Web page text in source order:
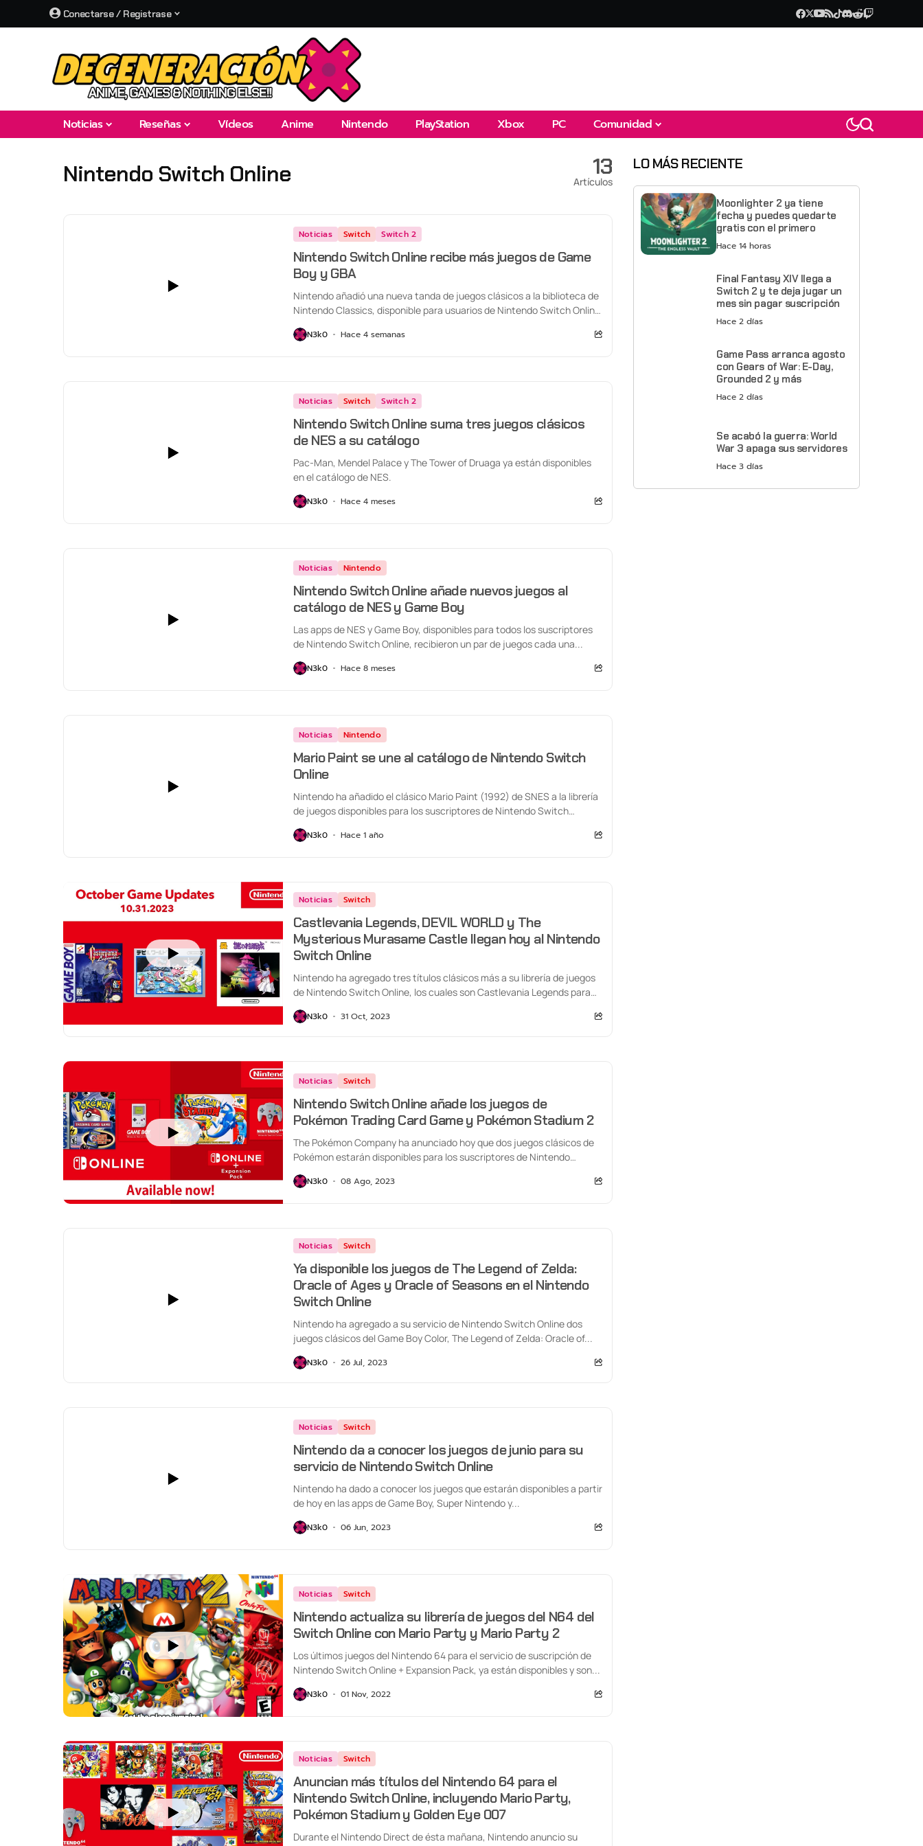
Conectarse / Registrase
Noticias Reseñas Vídeos Anime Nintendo PlayStation Xbox PC Comunidad
Nintendo Switch Online 13
Artículos
Noticias Switch Switch 2
Nintendo Switch Online recibe más juegos de Game
Boy y GBA
Nintendo añadió una nueva tanda de juegos clásicos a la biblioteca de
Nintendo Classics, disponible para usuarios de Nintendo Switch Online
en Nintendo...
N3k0 Hace 4 semanas
Noticias Switch Switch 2
Nintendo Switch Online suma tres juegos clásicos
de NES a su catálogo
Pac-Man, Mendel Palace y The Tower of Druaga ya están disponibles
en el catálogo de NES.
N3k0 Hace 4 meses
Noticias Nintendo
Nintendo Switch Online añade nuevos juegos al
catálogo de NES y Game Boy
Las apps de NES y Game Boy, disponibles para todos los suscriptores
de Nintendo Switch Online, recibieron un par de juegos cada una...
N3k0 Hace 8 meses
Noticias Nintendo
Mario Paint se une al catálogo de Nintendo Switch
Online
Nintendo ha añadido el clásico Mario Paint (1992) de SNES a la librería
de juegos disponibles para los suscriptores de Nintendo Switch
Online....
N3k0 Hace 1 año
Noticias Switch
Castlevania Legends, DEVIL WORLD y The
Mysterious Murasame Castle llegan hoy al Nintendo
Switch Online
Nintendo ha agregado tres títulos clásicos más a su librería de juegos
de Nintendo Switch Online, los cuales son Castlevania Legends para
Game...
N3k0 31 Oct, 2023
Noticias Switch
Nintendo Switch Online añade los juegos de
Pokémon Trading Card Game y Pokémon Stadium 2
The Pokémon Company ha anunciado hoy que dos juegos clásicos de
Pokémon estarán disponibles para los suscriptores de Nintendo
Switch Online y Nintendo...
N3k0 08 Ago, 2023
Noticias Switch
Ya disponible los juegos de The Legend of Zelda:
Oracle of Ages y Oracle of Seasons en el Nintendo
Switch Online
Nintendo ha agregado a su servicio de Nintendo Switch Online dos
juegos clásicos del Game Boy Color, The Legend of Zelda: Oracle of...
N3k0 26 Jul, 2023
Noticias Switch
Nintendo da a conocer los juegos de junio para su
servicio de Nintendo Switch Online
Nintendo ha dado a conocer los juegos que estarán disponibles a partir
de hoy en las apps de Game Boy, Super Nintendo y...
N3k0 06 Jun, 2023
Noticias Switch
Nintendo actualiza su librería de juegos del N64 del
Switch Online con Mario Party y Mario Party 2
Los últimos juegos del Nintendo 64 para el servicio de suscripción de
Nintendo Switch Online + Expansion Pack, ya están disponibles y son...
N3k0 01 Nov, 2022
Noticias Switch
Anuncian más títulos del Nintendo 64 para el
Nintendo Switch Online, incluyendo Mario Party,
Pokémon Stadium y Golden Eye 007
Durante el Nintendo Direct de ésta mañana, Nintendo anuncio su
LO MÁS RECIENTE
Moonlighter 2 ya tiene
fecha y puedes quedarte
gratis con el primero
Hace 14 horas
Final Fantasy XIV llega a
Switch 2 y te deja jugar un
mes sin pagar suscripción
Hace 2 días
Game Pass arranca agosto
con Gears of War: E-Day,
Grounded 2 y más
Hace 2 días
Se acabó la guerra: World
War 3 apaga sus servidores
Hace 3 días